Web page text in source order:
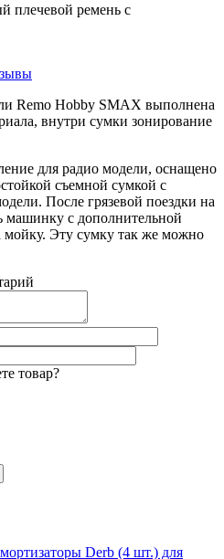
плечевой ремень с
Remo Hobby SMAX выполнена
внутри сумки зонирование
для радио модели, оснащено
съемной сумкой с
После грязевой поездки на
с дополнительной
мойку. Эту сумку так же можно
товар?